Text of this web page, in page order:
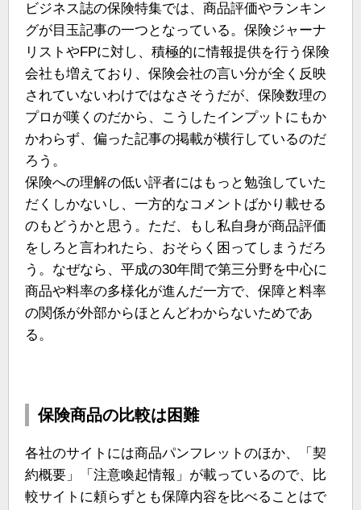
ビジネス誌の保険特集では、商品評価やランキン
グが目玉記事の一つとなっている。保険ジャーナ
リストやFPに対し、積極的に情報提供を行う保険
会社も増えており、保険会社の言い分が全く反映
されていないわけではなさそうだが、保険数理の
プロが嘆くのだから、こうしたインプットにもか
かわらず、偏った記事の掲載が横行しているのだ
ろう。
保険への理解の低い評者にはもっと勉強していた
だくしかないし、一方的なコメントばかり載せる
のもどうかと思う。ただ、もし私自身が商品評価
をしろと言われたら、おそらく困ってしまうだろ
う。なぜなら、平成の30年間で第三分野を中心に
商品や料率の多様化が進んだ一方で、保障と料率
の関係が外部からほとんどわからないためであ
る。
保険商品の比較は困難
各社のサイトには商品パンフレットのほか、「契
約概要」「注意喚起情報」が載っているので、比
較サイトに頼らずとも保障内容を比べることはで